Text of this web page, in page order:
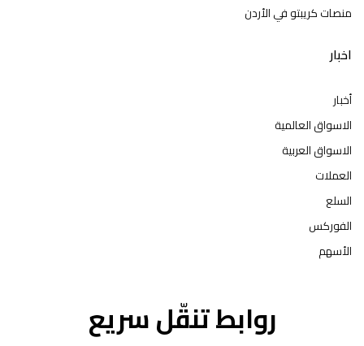
منصات كريبتو في الأردن
اخبار
أخبار
الاسواق العالمية
الاسواق العربية
العملات
السلع
الفوركس
الأسهم
روابط تنقّل سريع